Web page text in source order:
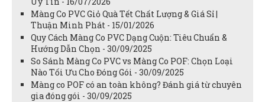
Màng Co PVC Giỏ Quà Tết Chất Lượng & Giá Sỉ |
Thuận Minh Phát - 15/01/2026
Quy Cách Màng Co PVC Dạng Cuộn: Tiêu Chuẩn &
Hướng Dẫn Chọn - 30/09/2025
So Sánh Màng Co PVC vs Màng Co POF: Chọn Loại
Nào Tối Ưu Cho Đóng Gói - 30/09/2025
Màng co POF có an toàn không? Đánh giá từ chuyên
gia đóng gói - 30/09/2025